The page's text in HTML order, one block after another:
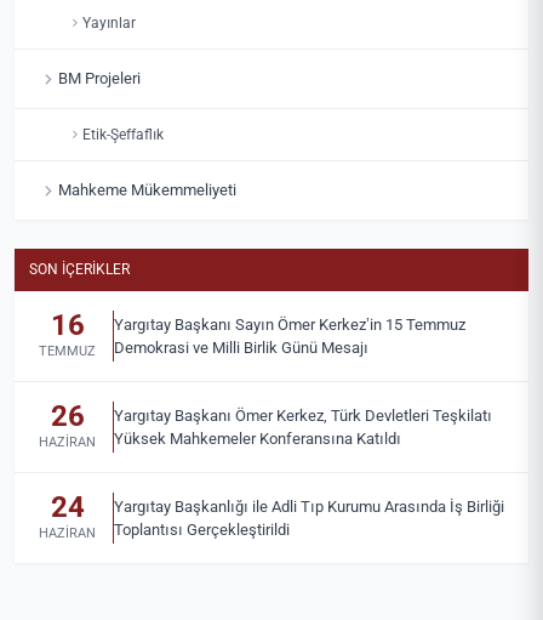
Yayınlar
BM Projeleri
Etik-Şeffaflık
Mahkeme Mükemmeliyeti
SON İÇERIKLER
16
TEMMUZ
Yargıtay Başkanı Sayın Ömer Kerkez’in 15 Temmuz
Demokrasi ve Milli Birlik Günü Mesajı
26
HAZIRAN
Yargıtay Başkanı Ömer Kerkez, Türk Devletleri Teşkilatı
Yüksek Mahkemeler Konferansına Katıldı
24
HAZIRAN
Yargıtay Başkanlığı ile Adli Tıp Kurumu Arasında İş Birliği
Toplantısı Gerçekleştirildi